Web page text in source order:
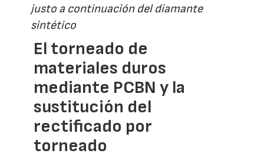
justo a continuación del diamante
sintético
El torneado de
materiales duros
mediante PCBN y la
sustitución del
rectificado por
torneado